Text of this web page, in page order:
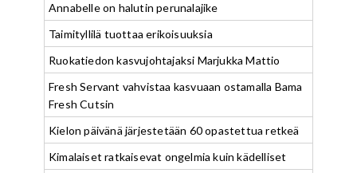
Annabelle on halutin perunalajike
Taimityllilä tuottaa erikoisuuksia
Ruokatiedon kasvujohtajaksi Marjukka Mattio
Fresh Servant vahvistaa kasvuaan ostamalla Bama
Fresh Cutsin
Kielon päivänä järjestetään 60 opastettua retkeä
Kimalaiset ratkaisevat ongelmia kuin kädelliset